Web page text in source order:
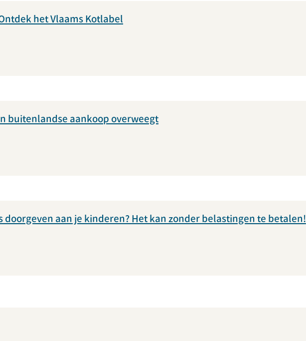
het Vlaams Kotlabel
buitenlandse aankoop overweegt
doorgeven aan je kinderen? Het kan zonder belastingen te betalen!